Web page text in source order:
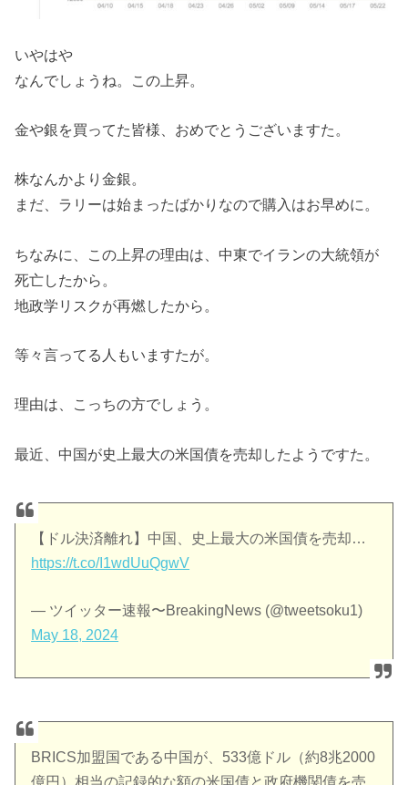
いやはや
なんでしょうね。この上昇。
金や銀を買ってた皆様、おめでとうございますた。
株なんかより金銀。
まだ、ラリーは始まったばかりなので購入はお早めに。
ちなみに、この上昇の理由は、中東でイランの大統領が
死亡したから。
地政学リスクが再燃したから。
等々言ってる人もいますたが。
理由は、こっちの方でしょう。
最近、中国が史上最大の米国債を売却したようですた。
【ドル決済離れ】中国、史上最大の米国債を売却…
https://t.co/I1wdUuQgwV
— ツイッター速報〜BreakingNews (@tweetsoku1)
May 18, 2024
BRICS加盟国である中国が、533億ドル（約8兆2000
億円）相当の記録的な額の米国債と政府機関債を売